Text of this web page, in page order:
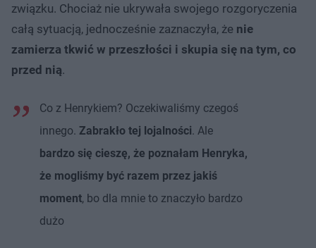
związku. Chociaż nie ukrywała swojego rozgoryczenia
całą sytuacją, jednocześnie zaznaczyła, że nie
zamierza tkwić w przeszłości i skupia się na tym, co
przed nią.
Co z Henrykiem? Oczekiwaliśmy czegoś
innego. Zabrakło tej lojalności. Ale
bardzo się cieszę, że poznałam Henryka,
że mogliśmy być razem przez jakiś
moment, bo dla mnie to znaczyło bardzo
dużo